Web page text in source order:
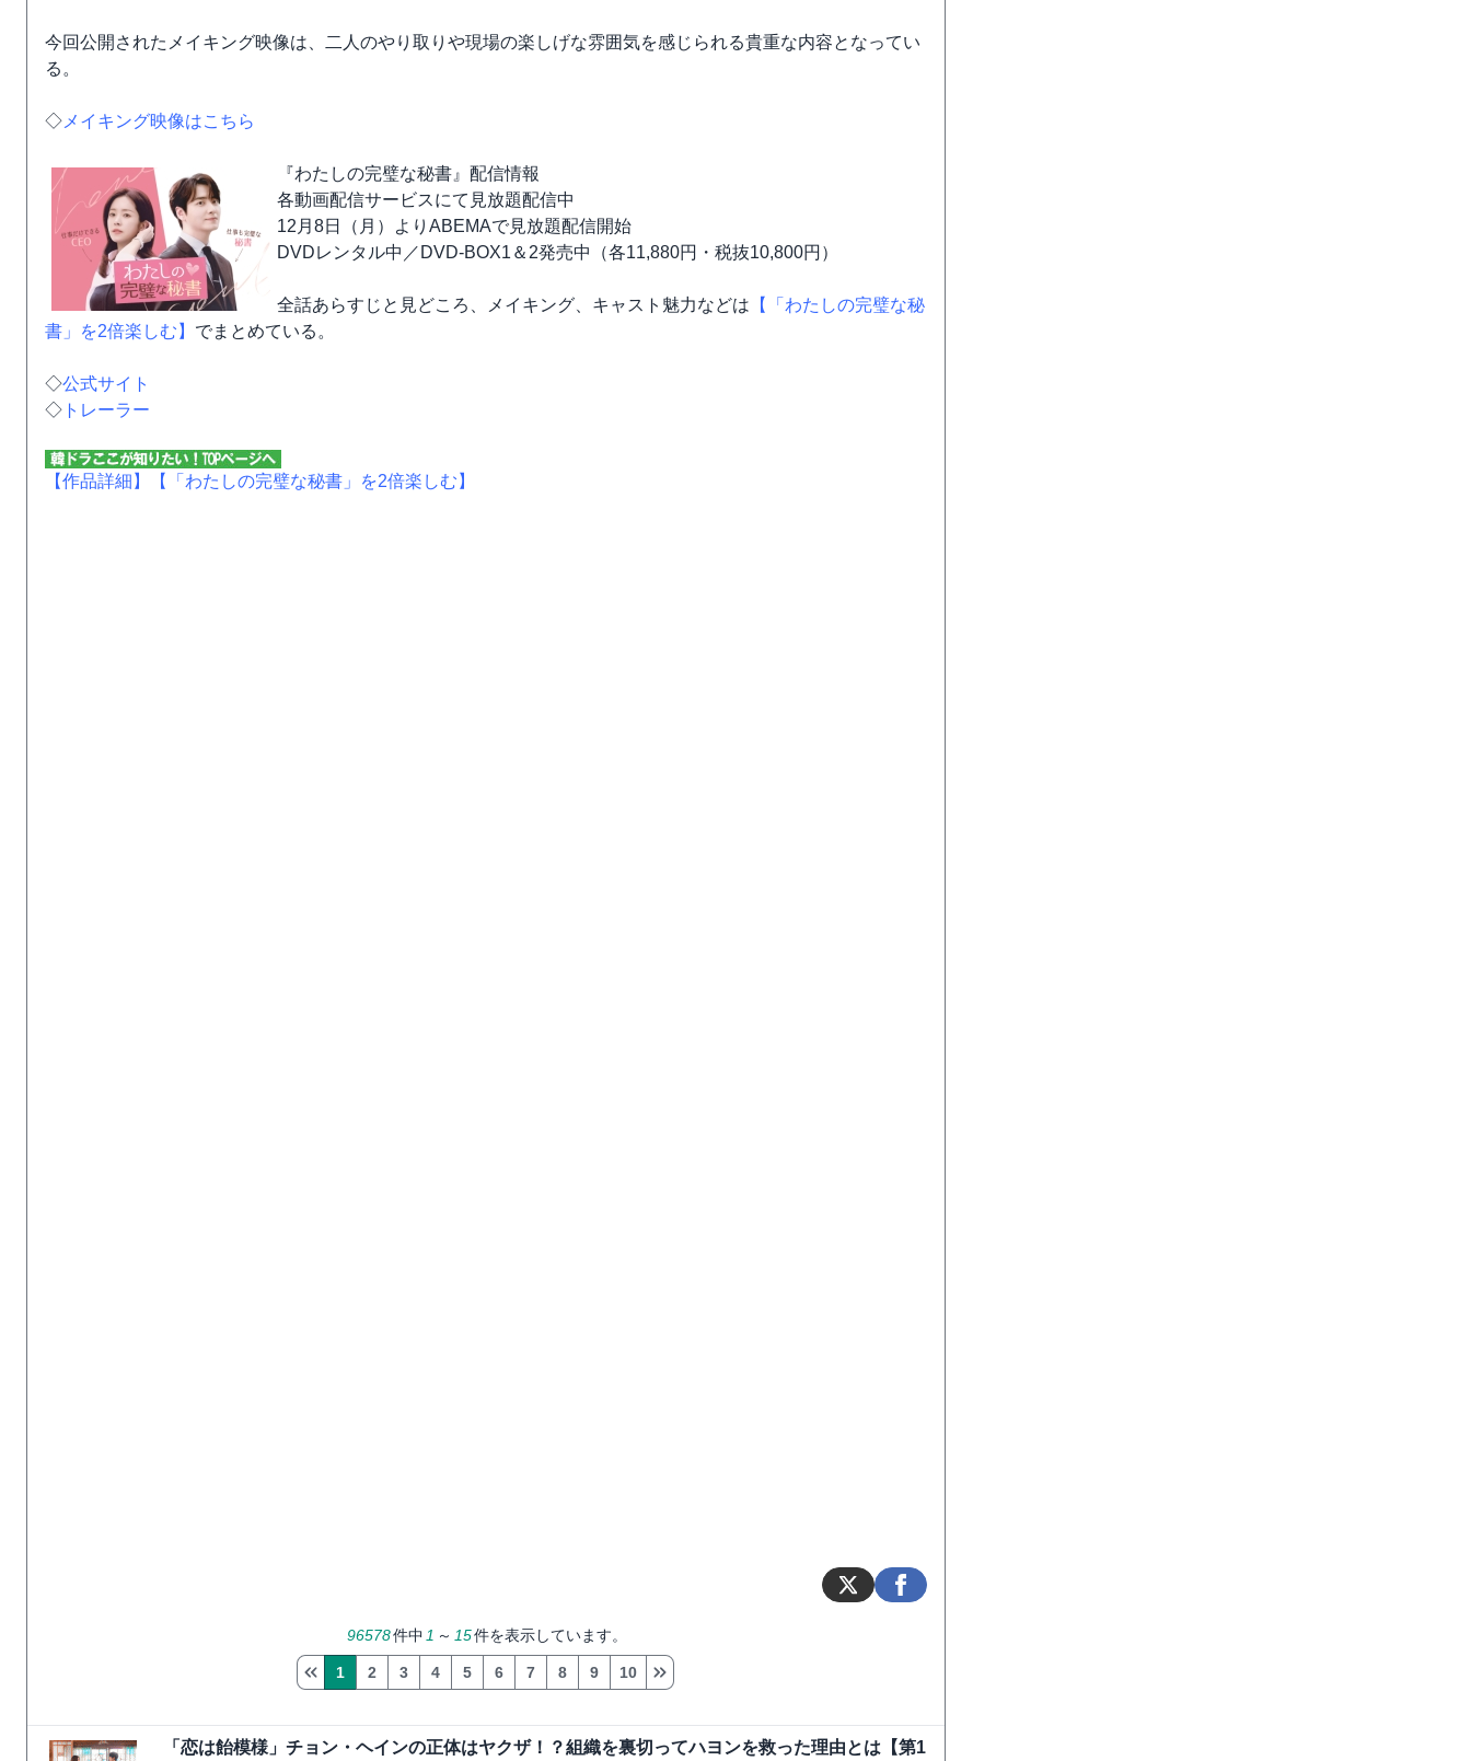
今回公開されたメイキング映像は、二人のやり取りや現場の楽しげな雰囲気を感じられる貴重な内容となってい
る。
◇ メイキング映像はこちら
『わたしの完璧な秘書』配信情報
各動画配信サービスにて見放題配信中
12月8日（月）よりABEMAで見放題配信開始
DVDレンタル中／DVD-BOX1＆2発売中（各11,880円・税抜10,800円）
全話あらすじと見どころ、メイキング、キャスト魅力などは 【「わたしの完璧な秘
書」を2倍楽しむ】 でまとめている。
◇公式サイト
◇ トレーラー
【作品詳細】 【「わたしの完璧な秘書」を2倍楽しむ】
96578件中 1 ～ 15件を表示しています。
1 2 3 4 5 6 7 8 9 10
「恋は飴模様」チョン・ヘインの正体はヤクザ！？組織を裏切ってハヨンを救った理由とは【第1